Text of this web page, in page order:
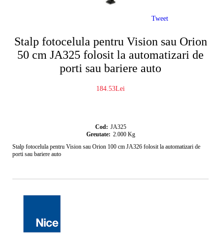
Stalp fotocelula pentru Vision sau Orion
50 cm JA325 folosit la automatizari de
porti sau bariere auto
184.53Lei
Cod: JA325
Greutate: 2.000 Kg
Stalp fotocelula pentru Vision sau Orion 100 cm JA326 folosit la automatizari de
porti sau bariere auto
Tweet